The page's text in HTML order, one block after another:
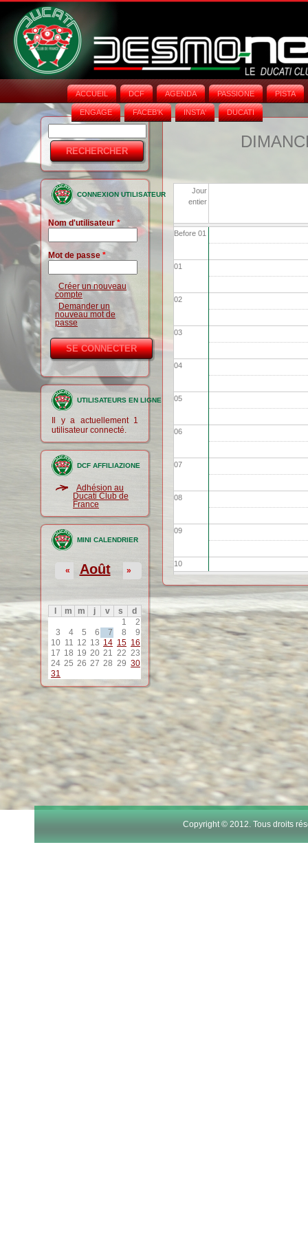
ACCUEIL DCF AGENDA PASSIONE PISTA
ENGAGE FACEB'K INSTA‘ DUCATI
Formulaire
de
recherche
CONNEXION UTILISATEUR
Nom d'utilisateur*
Mot de passe *
Créer un nouveau
compte
Demander un
nouveau mot de
passe
UTILISATEURS EN LIGNE
Il y a actuellement 1
utilisateur connecté.
DCF AFFILIAZIONE
Adhésion au
Ducati Club de
France
MINI CALENDRIER
Août
« »
m m j v s
d
1
2
3
4 5 6 7 8
9
10 11 12 13 14 15 16
17 18 19 20 21 22 23
24 25 26 27 28 29 30
31
Jour
entier
Before 01
01
02
03
04
05
06
07
08
09
10
11
12
13
15
17
Copyright © 2012. Tous droits